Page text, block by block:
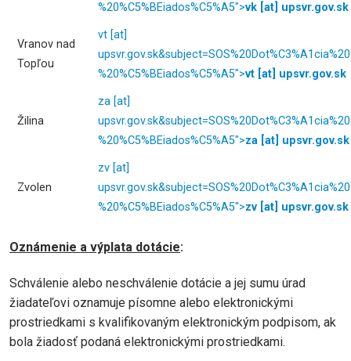
%20%C5%BEiados%C5%A5">vk [at] upsvr.gov.sk
Vranov nad
Topľou
vt [at]
upsvr.gov.sk
%20%C5%BEiados%C5%A5">vt [at] upsvr.gov.sk
Žilina
za [at]
upsvr.gov.sk
%20%C5%BEiados%C5%A5">za [at] upsvr.gov.sk
Zvolen
zv [at]
upsvr.gov.sk
%20%C5%BEiados%C5%A5">zv [at] upsvr.gov.sk
Oznámenie a výplata dotácie:
Schválenie alebo neschválenie dotácie a jej sumu úrad
žiadateľovi oznamuje písomne alebo elektronickými
prostriedkami s kvalifikovaným elektronickým podpisom, ak
bola žiadosť podaná elektronickými prostriedkami.